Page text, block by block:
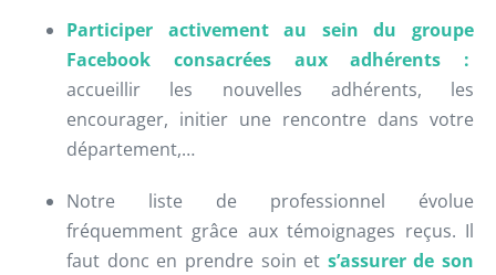
Participer activement au sein du groupe
Facebook consacrées aux adhérents :
accueillir les nouvelles adhérents, les
encourager, initier une rencontre dans votre
département,…
Notre liste de professionnel évolue
fréquemment grâce aux témoignages reçus. Il
faut donc en prendre soin et s’assurer de son